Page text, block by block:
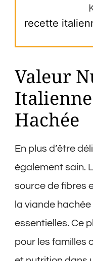
recette
Valeur
Hachée
En plus d’être
également sain.
source de fibres
la viande
essentielles. Ce
pour les familles